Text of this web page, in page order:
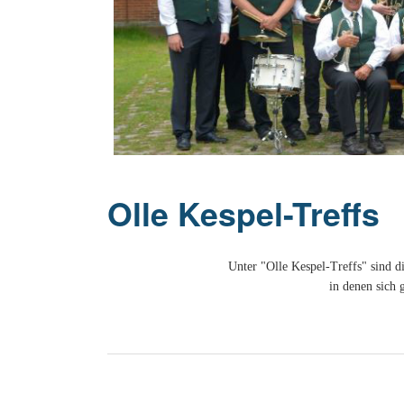
20
Olle Kespel-Treffs
Unter "Olle Kespel-Treffs" sind
in denen sich